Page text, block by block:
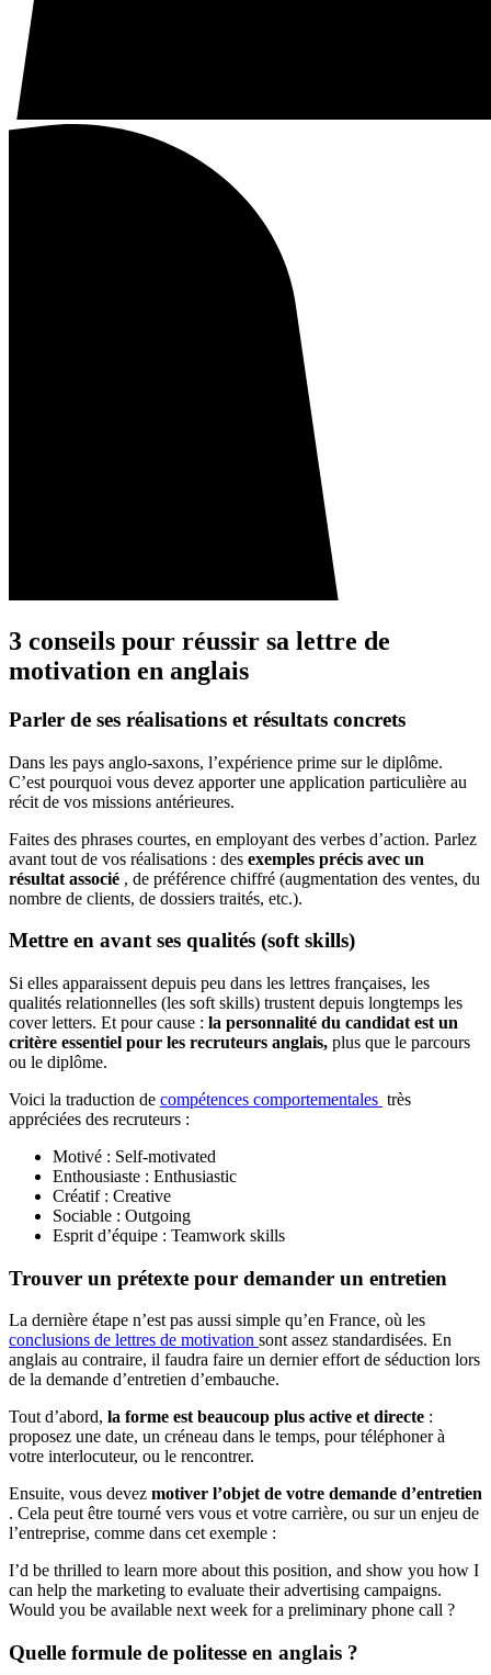
3 conseils pour réussir sa lettre de
motivation en anglais
Parler de ses réalisations et résultats concrets
Dans les pays anglo-saxons, l’expérience prime sur le diplôme.
C’est pourquoi vous devez apporter une application particulière au
récit de vos missions antérieures.
Faites des phrases courtes, en employant des verbes d’action. Parlez
avant tout de vos réalisations : des exemples précis avec un
résultat associé , de préférence chiffré (augmentation des ventes, du
nombre de clients, de dossiers traités, etc.).
Mettre en avant ses qualités (soft skills)
Si elles apparaissent depuis peu dans les lettres françaises, les
qualités relationnelles (les soft skills) trustent depuis longtemps les
cover letters. Et pour cause : la personnalité du candidat est un
critère essentiel pour les recruteurs anglais, plus que le parcours
ou le diplôme.
Voici la traduction de compétences comportementales très
appréciées des recruteurs :
Motivé : Self-motivated
Enthousiaste : Enthusiastic
Créatif : Creative
Sociable : Outgoing
Esprit d’équipe : Teamwork skills
Trouver un prétexte pour demander un entretien
La dernière étape n’est pas aussi simple qu’en France, où les
conclusions de lettres de motivation sont assez standardisées. En
anglais au contraire, il faudra faire un dernier effort de séduction lors
de la demande d’entretien d’embauche.
Tout d’abord, la forme est beaucoup plus active et directe :
proposez une date, un créneau dans le temps, pour téléphoner à
votre interlocuteur, ou le rencontrer.
Ensuite, vous devez motiver l’objet de votre demande d’entretien
. Cela peut être tourné vers vous et votre carrière, ou sur un enjeu de
l’entreprise, comme dans cet exemple :
I’d be thrilled to learn more about this position, and show you how I
can help the marketing to evaluate their advertising campaigns.
Would you be available next week for a preliminary phone call ?
Quelle formule de politesse en anglais ?